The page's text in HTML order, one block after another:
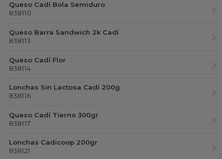
Queso Cadí Bola Semiduro
838110
Queso Barra Sandwich 2k Cadí
838113
Queso Cadí Flor
838114
Lonchas Sin Lactosa Cadí 200g
838116
Queso Cadí Tierno 300gr
838117
Lonchas Cadicoop 200gr
838121